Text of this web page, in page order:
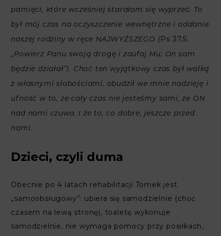
pamięci, które wcześniej starałam się wyprzeć. To
był mój czas na oczyszczenie wewnętrzne i oddanie
naszej rodziny w ręce NAJWYŻSZEGO ( Ps 37,5:
„Powierz Panu swoją drogę i zaufaj Mu; On sam
będzie działał”). Choć ten wyjątkowy czas był walką
z własnymi słabościami, obudził we mnie nadzieję i
ufność w to, że cały czas nie jesteśmy sami, że ON
nad nami czuwa. I że to, co dobre, jeszcze przed
nami.
Dzieci, czyli duma
Obecnie po 4 latach rehabilitacji Tomek jest
„samoobsługowy”: ubiera się samodzielnie (choć
czasem na lewą stronę), toaletę wykonuje
samodzielnie, nie wymaga pomocy przy posiłkach,